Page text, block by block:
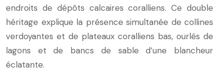
endroits de dépôts calcaires coralliens. Ce double
héritage explique la présence simultanée de collines
verdoyantes et de plateaux coralliens bas, ourlés de
lagons et de bancs de sable d’une blancheur
éclatante.